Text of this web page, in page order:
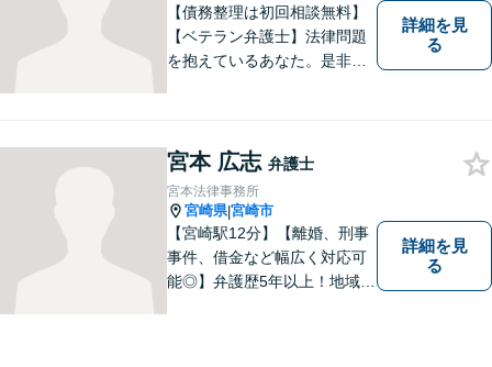
【債務整理は初回相談無料】
【ベテラン弁護士】法律問題
を抱えているあなた。是非一
詳細を見
る
宮本 広志 弁護士
宮本法律事務所
宮崎県|宮崎市
【宮崎駅12分】【離婚、刑事
事件、借金など幅広く対応可
能◎】弁護歴5年以上！地域に
詳細を見
る